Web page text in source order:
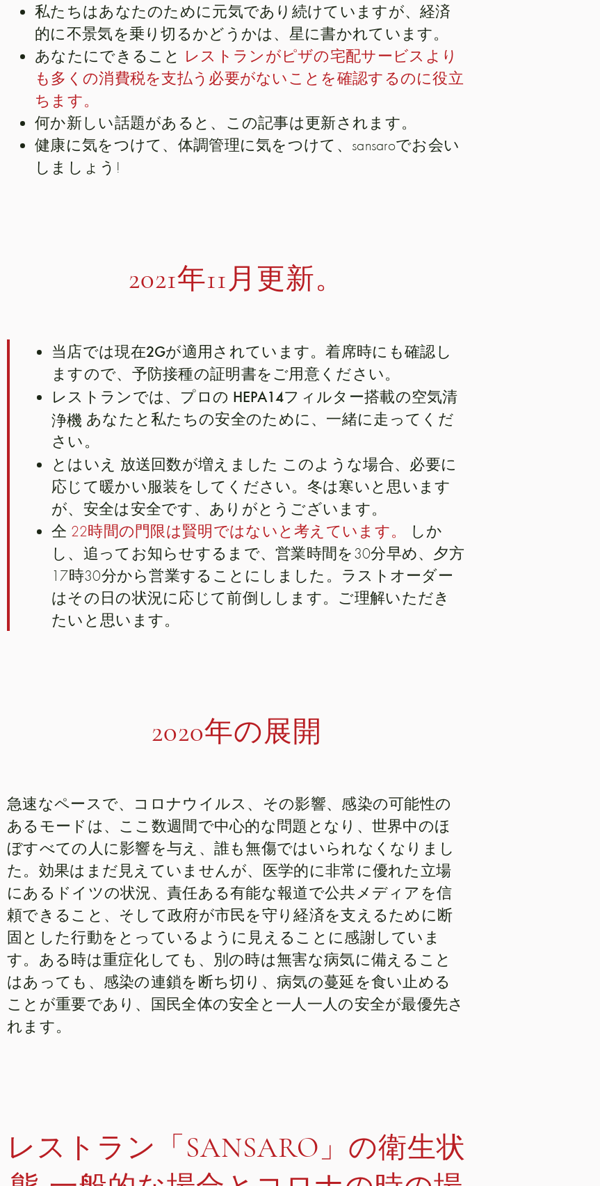
私たちはあなたのために元気であり続けていますが、経済
的に不景気を乗り切るかどうかは、星に書かれています。
あなたにできること レストランがピザの宅配サービスより
も多くの消費税を支払う必要がないことを確認するのに役立
ちます。
何か新しい話題があると、この記事は更新されます。
健康に気をつけて、体調管理に気をつけて、sansaroでお会い
しましょう!
2021年11月更新。
当店では現在2Gが適用されています。着席時にも確認し
ますので、予防接種の証明書をご用意ください。
レストランでは、プロの HEPA14フィルター搭載の空気清
浄機 あなたと私たちの安全のために、一緒に走ってくだ
さい。
とはいえ 放送回数が増えました このような場合、必要に
応じて暖かい服装をしてください。冬は寒いと思います
が、安全は安全です、ありがとうございます。
仝 22時間の門限は賢明ではないと考えています。
しか
し、追ってお知らせするまで、営業時間を30分早め、夕方
17時30分から営業することにしました。ラストオーダー
はその日の状況に応じて前倒しします。ご理解いただき
たいと思います。
2020年の展開
急速なペースで、コロナウイルス、その影響、感染の可能性の
あるモードは、ここ数週間で中心的な問題となり、世界中のほ
ぼすべての人に影響を与え、誰も無傷ではいられなくなりまし
た。効果はまだ見えていませんが、医学的に非常に優れた立場
にあるドイツの状況、責任ある有能な報道で公共メディアを信
頼できること、そして政府が市民を守り経済を支えるために断
固とした行動をとっているように見えることに感謝していま
す。ある時は重症化しても、別の時は無害な病気に備えること
はあっても、感染の連鎖を断ち切り、病気の蔓延を食い止める
ことが重要であり、国民全体の安全と一人一人の安全が最優先さ
れます。
レストラン「SANSARO」の衛生状